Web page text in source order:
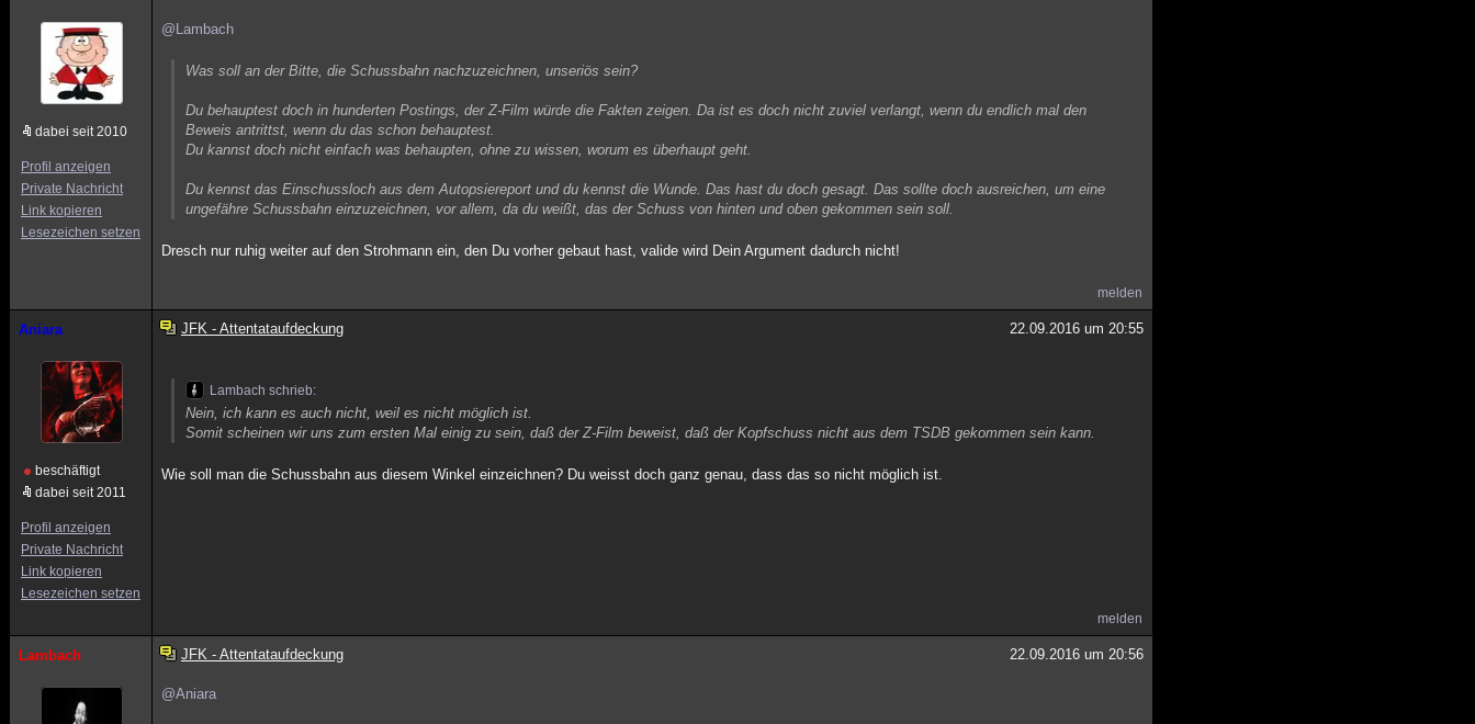
dabei seit 2010
Profil anzeigen
Private Nachricht
Link kopieren
Lesezeichen setzen
@Lambach
Was soll an der Bitte, die Schussbahn nachzuzeichnen, unseriös sein?
Du behauptest doch in hunderten Postings, der Z-Film würde die Fakten zeigen. Da ist es doch nicht zuviel verlangt, wenn du endlich mal den
Beweis antrittst, wenn du das schon behauptest.
Du kannst doch nicht einfach was behaupten, ohne zu wissen, worum es überhaupt geht.
Du kennst das Einschussloch aus dem Autopsiereport und du kennst die Wunde. Das hast du doch gesagt. Das sollte doch ausreichen, um eine
ungefähre Schussbahn einzuzeichnen, vor allem, da du weißt, das der Schuss von hinten und oben gekommen sein soll.
Dresch nur ruhig weiter auf den Strohmann ein, den Du vorher gebaut hast, valide wird Dein Argument dadurch nicht!
melden
Aniara
beschäftigt
dabei seit 2011
Profil anzeigen
Private Nachricht
Link kopieren
Lesezeichen setzen
JFK - Attentataufdeckung 22.09.2016 um 20:55
Lambach schrieb:
Nein, ich kann es auch nicht, weil es nicht möglich ist.
Somit scheinen wir uns zum ersten Mal einig zu sein, daß der Z-Film beweist, daß der Kopfschuss nicht aus dem TSDB gekommen sein kann.
Wie soll man die Schussbahn aus diesem Winkel einzeichnen? Du weisst doch ganz genau, dass das so nicht möglich ist.
melden
Lambach JFK - Attentataufdeckung 22.09.2016 um 20:56
@Aniara